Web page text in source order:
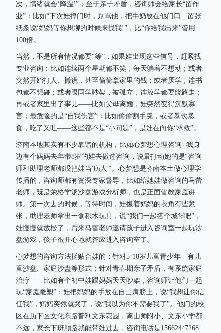
次，情绪就会‘降温’”；至于亲子矛盾，咨询师会给家长“留作
业”：比如“下次娃摔门时，别骂他，把牛奶放在他门口，留张
纸条说‘妈妈等你想聊的时候来找我’”，比“你给我出来”管用
100倍。
当然，不是所有情况都要“等”，如果娃出现这些信号，赶紧找
专业咨询：比如连续两个星期都不笑，每天躺着不想动；或者
突然开始打人、撒谎，甚至偷偷拿家里的钱；或者厌学，连书
包都不想碰；或者跟同学吵架，被孤立，连放学都要绕路走；
再或者家里出了事儿——比如父母离婚，娃突然变得沉默寡
言；最危险的是“自我伤害”：比如偷偷割手腕，或者暴饮暴
食，吃了又吐——这些都不是“小问题”，是娃在向你“求救”。
济南本地其实有不少靠谱的机构，比如心梦想心理咨询--我身
边有个妈妈去年带8岁的娃去做过咨询，说最打动她的是“咨询
师和助理老师都没把娃当'病人'”。心梦想是济南本土做心理学
传播的，咨询师都有资深专家督导，比如给她娃做咨询的马蕾
老师，既是荣格学派沙盘游戏分析师，也是正面管教家庭讲
师。第一次去的时候，等待时间，娃攥着妈妈的衣角有些紧
张，助理老师拿出一盒积木玩具，说“我们一起搭个城堡吧”，
娃慢慢就放松了，后来马蕾老师邀请孩子进入咨询室一起玩沙
盘游戏，孩子很开心地就答应进入咨询室了。
心梦想的咨询方法挺贴合娃的：针对5-18岁儿童青少年，有儿
童沙盘、家庭沙盘等形式；针对青春期亲子矛盾，有系统家庭
治疗——比如有个初中娃跟妈妈天天吵架，咨询师让他们一起
玩“家庭雕塑”：娃把妈妈的手放在自己肩膀上，说“我想让你信
任我”，妈妈突然就哭了，说“我以为你不需要我了”。他们的校
区在历下区文化东路普利文东花园，离山师附小、文东小学都
不远，家长下班顺路就能带娃过去，咨询电话是15662447268